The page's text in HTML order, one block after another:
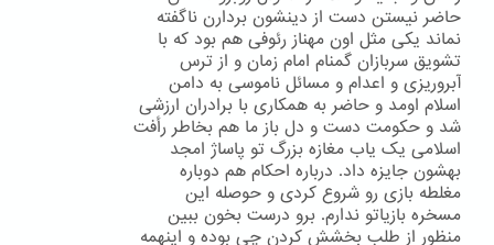
حاضر نیستن دست از دینشون بردارن ناگفته
نماند یکی مثل اون مهناز رئوفی هم بود که با
تشویق سربازان گمنام امام زمان و از ترس
آبروریزی و اعدام و مسائل ناموسی به دامن
اسلام اومد و حاضر به همکاری با برادران ارزشی
شد و حکومت دست و دل باز ما هم بخاطر رأفت
اسلامی یک یاب مغازه بزرگ تو پاساژ امجد
بهشون جایزه داد. درباره احکام هم دوباره
مغلطه بازی رو شروع کردی و حوصله این
مسخره بازیاتو ندارم. برو درست بخون ببین
منظور از طلب بخشش کردن چی بوده و اینهمه